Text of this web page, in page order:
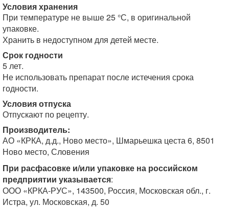
Условия хранения
При температуре не выше 25 °С, в оригинальной
упаковке.
Хранить в недоступном для детей месте.
Срок годности
5 лет.
Не использовать препарат после истечения срока
годности.
Условия отпуска
Отпускают по рецепту.
Производитель:
АО «КРКА, д.д., Ново место», Шмарьешка цеста 6, 8501
Ново место, Словения
При расфасовке и/или упаковке на российском
предприятии указывается:
ООО «КРКА-РУС», 143500, Россия, Московская обл., г.
Истра, ул. Московская, д. 50